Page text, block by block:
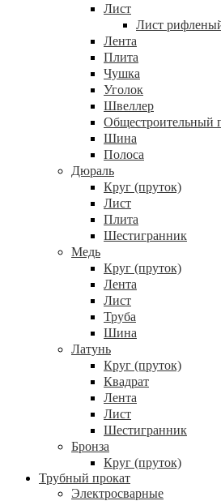
Лист
Лист
Лента
Плита
Чушка
Уголок
Швеллер
Общестроительный
Шина
Полоса
Дюраль
Круг (пруток)
Лист
Плита
Шестигранник
Медь
Круг (пруток)
Лента
Лист
Труба
Шина
Латунь
Круг (пруток)
Квадрат
Лента
Лист
Шестигранник
Бронза
Круг (пруток)
Трубный прокат
Электросварные